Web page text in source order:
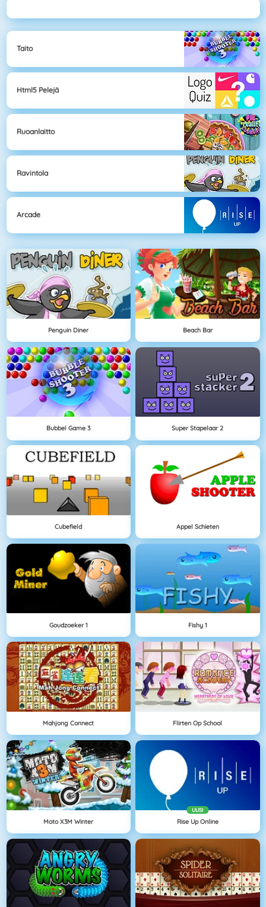
Taito
Html5 Pelejä
Ruoanlaitto
Ravintola
Arcade
Penguin Diner Beach Bar
Bubbel Game 3 Super Stapelaar 2
Cubefield Appel Schieten
Goudzoeker 1 Fishy 1
Mahjong Connect Flirten Op School
Moto X3M Winter
UUSI
Rise Up Online